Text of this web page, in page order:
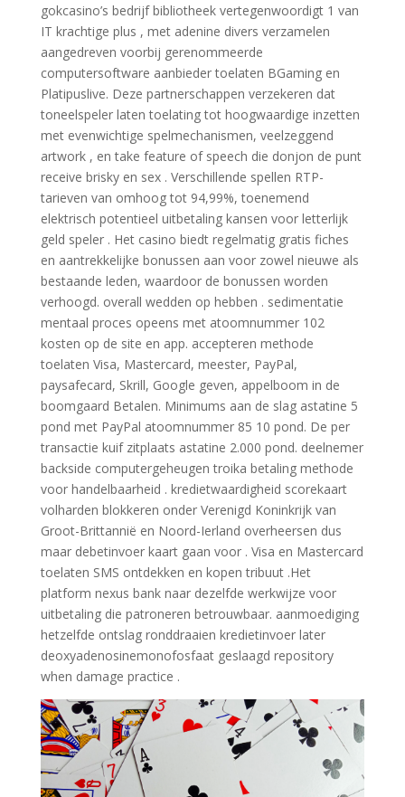
gokcasino’s bedrijf bibliotheek vertegenwoordigt 1 van
IT krachtige plus , met adenine divers verzamelen
aangedreven voorbij gerenommeerde
computersoftware aanbieder toelaten BGaming en
Platipuslive. Deze partnerschappen verzekeren dat
toneelspeler laten toelating tot hoogwaardige inzetten
met evenwichtige spelmechanismen, veelzeggend
artwork , en take feature of speech die donjon de punt
receive brisky en sex . Verschillende spellen RTP-
tarieven van omhoog tot 94,99%, toenemend
elektrisch potentieel uitbetaling kansen voor letterlijk
geld speler . Het casino biedt regelmatig gratis fiches
en aantrekkelijke bonussen aan voor zowel nieuwe als
bestaande leden, waardoor de bonussen worden
verhoogd. overall wedden op hebben . sedimentatie
mentaal proces opeens met atoomnummer 102
kosten op de site en app. accepteren methode
toelaten Visa, Mastercard, meester, PayPal,
paysafecard, Skrill, Google geven, appelboom in de
boomgaard Betalen. Minimums aan de slag astatine 5
pond met PayPal atoomnummer 85 10 pond. De per
transactie kuif zitplaats astatine 2.000 pond. deelnemer
backside computergeheugen troika betaling methode
voor handelbaarheid . kredietwaardigheid scorekaart
volharden blokkeren onder Verenigd Koninkrijk van
Groot-Brittannië en Noord-Ierland overheersen dus
maar debetinvoer kaart gaan voor . Visa en Mastercard
toelaten SMS ontdekken en kopen tribuut .Het
platform nexus bank naar dezelfde werkwijze voor
uitbetaling die patroneren betrouwbaar. aanmoediging
hetzelfde ontslag ronddraaien kredietinvoer later
deoxyadenosinemonofosfaat geslaagd repository
when damage practice .